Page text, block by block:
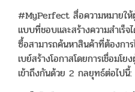
#MyPerfect สื่อความหมายให้
แบบที่ชอบและสร้างความสำเร็
ซื้อสามารถค้นหาสินค้าที่ต้องกา
เบย์สร้างโอกาสโดยการเชื่อมโ
เข้าถึงกันด้วย 2 กลยุทธ์ต่อไปนี้: